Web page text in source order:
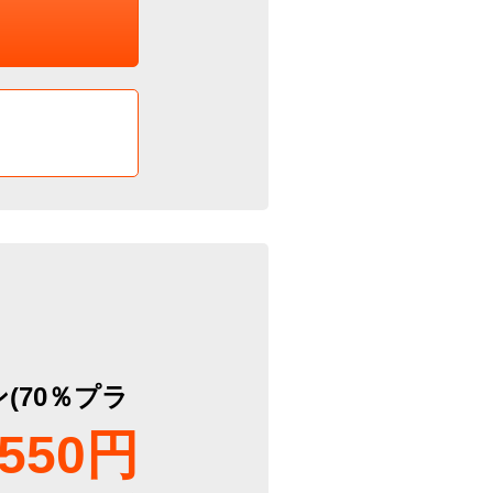
％プラ
円